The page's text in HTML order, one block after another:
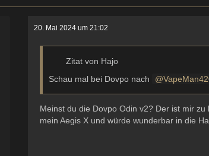
20. Mai 2024 um 21:02
Zitat von Hajo
Schau mal bei Dovpo nach
Meinst du die Dovpo Odin v2? Der ist mir
mein Aegis X und würde wunderbar in die